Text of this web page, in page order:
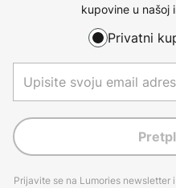
kupovine u našoj
Privatni
Prijavite se na Lumories